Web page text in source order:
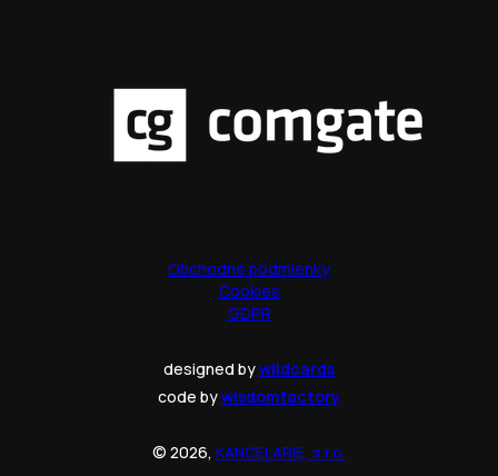
Obchodné podmienky
Cookies
GDPR
designed bywildcards
code bywisdomfactory
© 2026, KANCELARIE, s.r.o.